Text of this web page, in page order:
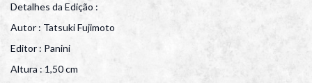
Detalhes da Edição :
Autor : Tatsuki Fujimoto
Editor : Panini
Altura : 1,50 cm